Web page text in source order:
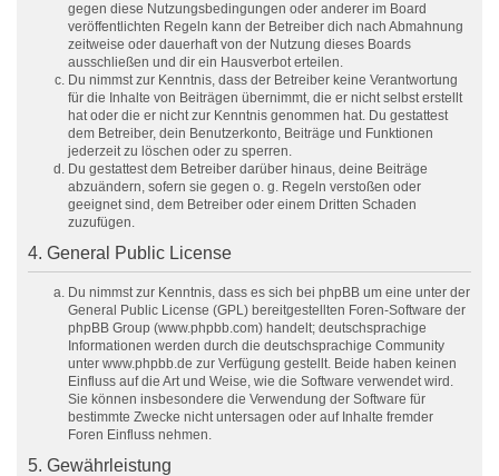
gegen diese Nutzungsbedingungen oder anderer im Board
veröffentlichten Regeln kann der Betreiber dich nach Abmahnung
zeitweise oder dauerhaft von der Nutzung dieses Boards
ausschließen und dir ein Hausverbot erteilen.
Du nimmst zur Kenntnis, dass der Betreiber keine Verantwortung
für die Inhalte von Beiträgen übernimmt, die er nicht selbst erstellt
hat oder die er nicht zur Kenntnis genommen hat. Du gestattest
dem Betreiber, dein Benutzerkonto, Beiträge und Funktionen
jederzeit zu löschen oder zu sperren.
Du gestattest dem Betreiber darüber hinaus, deine Beiträge
abzuändern, sofern sie gegen o. g. Regeln verstoßen oder
geeignet sind, dem Betreiber oder einem Dritten Schaden
zuzufügen.
4. General Public License
Du nimmst zur Kenntnis, dass es sich bei phpBB um eine unter der
General Public License (GPL) bereitgestellten Foren-Software der
phpBB Group (www.phpbb.com) handelt; deutschsprachige
Informationen werden durch die deutschsprachige Community
unter www.phpbb.de zur Verfügung gestellt. Beide haben keinen
Einfluss auf die Art und Weise, wie die Software verwendet wird.
Sie können insbesondere die Verwendung der Software für
bestimmte Zwecke nicht untersagen oder auf Inhalte fremder
Foren Einfluss nehmen.
5. Gewährleistung